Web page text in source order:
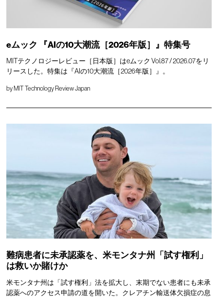
eムック 『AIの10大潮流［2026年版］』特集号
MITテクノロジーレビュー［日本版］はeムック Vol.87 / 2026.07をリ
リースした。特集は『AIの10大潮流［2026年版］』。
byMIT Technology Review Japan
難病患者に未承認薬を、米モンタナ州「試す権利」
は救いか賭けか
米モンタナ州は「試す権利」法を拡大し、末期でない患者にも未承
認薬へのアクセス申請の道を開いた。クレアチン輸送体欠損症の息